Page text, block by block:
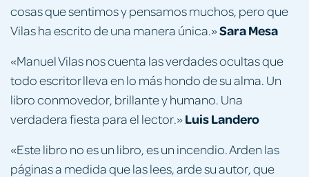
cosas que sentimos y pensamos muchos, pero que
Vilas ha escrito de una manera única.»Sara Mesa
«Manuel Vilas nos cuenta las verdades ocultas que
todo escritor lleva en lo más hondo de su alma. Un
libro conmovedor, brillante y humano. Una
verdadera fiesta para el lector.»Luis Landero
«Este libro no es un libro, es un incendio. Arden las
páginas a medida que las lees, arde su autor, que